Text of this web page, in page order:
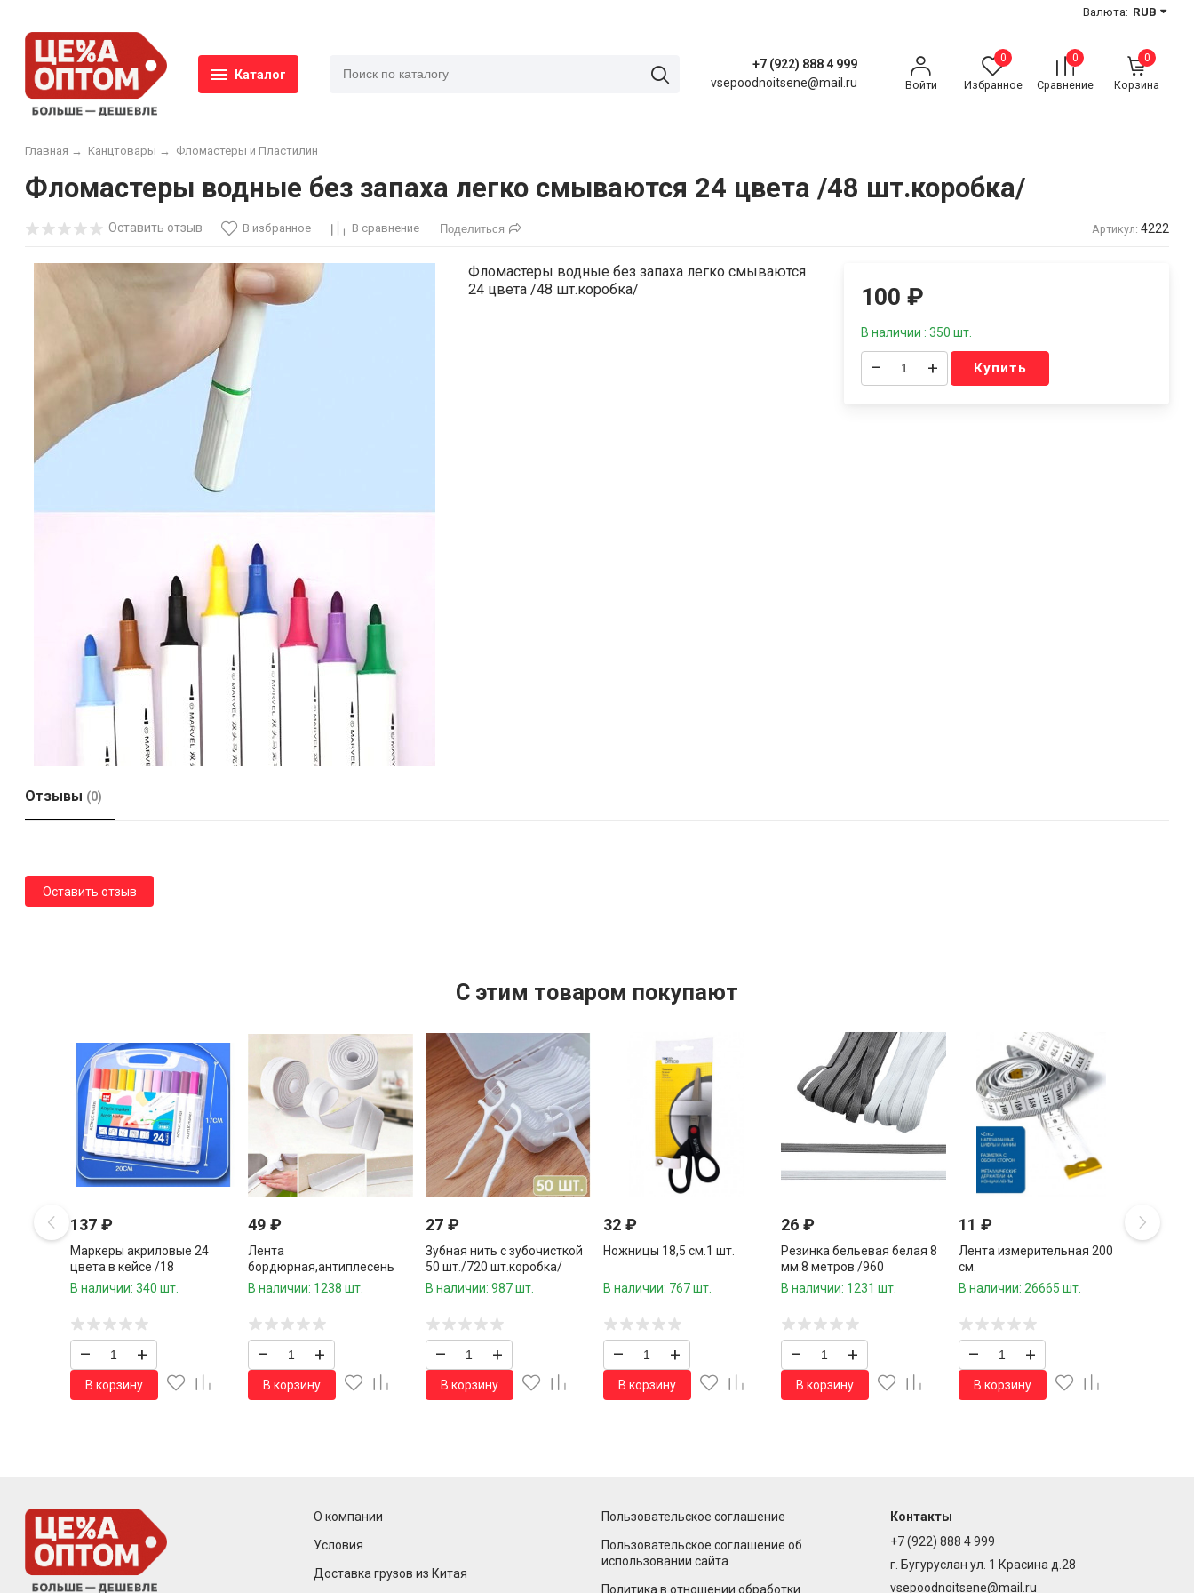
Валюта: RUB
Каталог
+7 (922) 888 4 999
vsepoodnoitsene@mail.ru
Войти
0
Избранное
0
Сравнение
0
Корзина
Главная → Канцтовары → Фломастеры и Пластилин
Фломастеры водные без запаха легко смываются 24 цвета /48 шт.коробка/
Оставить отзыв В избранное В сравнение Поделиться Артикул: 4222
Фломастеры водные без запаха легко смываются
24 цвета /48 шт.коробка/
100₽
В наличии : 350 шт.
– + Купить
Отзывы (0)
Оставить отзыв
C этим товаром покупают
137 ₽
Маркеры акриловые 24
цвета в кейсе /18
шт.коробка/
В наличии: 340 шт.
– +
В корзину
49 ₽
Лента
бордюрная,антиплесень
3,2 м.*37 мм.
В наличии: 1238 шт.
– +
В корзину
27 ₽
Зубная нить с зубочисткой
50 шт./720 шт.коробка/
В наличии: 987 шт.
– +
В корзину
32 ₽
Ножницы 18,5 см.1 шт.
В наличии: 767 шт.
– +
В корзину
26 ₽
Резинка бельевая белая 8
мм.8 метров /960
шт.коробка/
В наличии: 1231 шт.
– +
В корзину
11 ₽
Лента измерительная 200
см.
В наличии: 26665 шт.
– +
В корзину
О компании
Условия
Доставка грузов из Китая
Пользовательское соглашение
Пользовательское соглашение об
использовании сайта
Политика в отношении обработки
Контакты
+7 (922) 888 4 999
г. Бугуруслан ул. 1 Красина д.28
vsepoodnoitsene@mail.ru